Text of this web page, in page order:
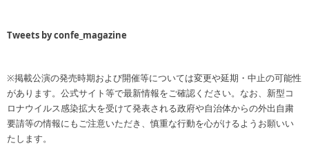
Tweets by confe_magazine
※掲載公演の発売時期および開催等については変更や延期・中止の可能性
があります。公式サイト等で最新情報をご確認ください。なお、新型コ
ロナウイルス感染拡大を受けて発表される政府や自治体からの外出自粛
要請等の情報にもご注意いただき、慎重な行動を心がけるようお願いい
たします。